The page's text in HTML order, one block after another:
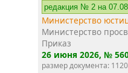
редакция № 2 на
Министерство
Министерство
Приказ
26 июня 2026, №
размер документа: